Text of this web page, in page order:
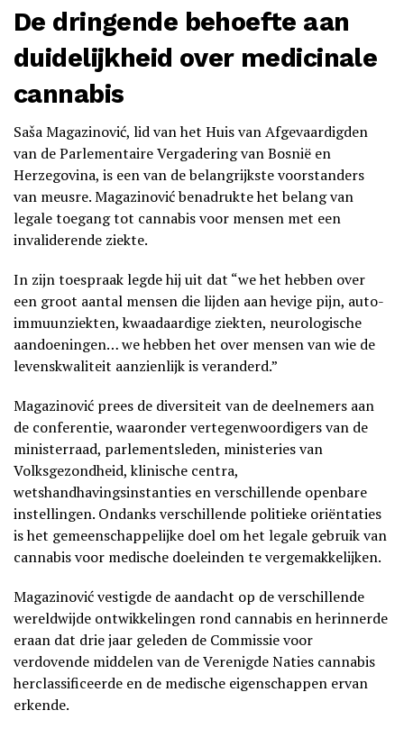
De dringende behoefte aan
duidelijkheid over medicinale
cannabis
Saša Magazinović, lid van het Huis van Afgevaardigden
van de Parlementaire Vergadering van Bosnië en
Herzegovina, is een van de belangrijkste voorstanders
van meusre. Magazinović benadrukte het belang van
legale toegang tot cannabis voor mensen met een
invaliderende ziekte.
In zijn toespraak legde hij uit dat “we het hebben over
een groot aantal mensen die lijden aan hevige pijn, auto-
immuunziekten, kwaadaardige ziekten, neurologische
aandoeningen… we hebben het over mensen van wie de
levenskwaliteit aanzienlijk is veranderd.”
Magazinović prees de diversiteit van de deelnemers aan
de conferentie, waaronder vertegenwoordigers van de
ministerraad, parlementsleden, ministeries van
Volksgezondheid, klinische centra,
wetshandhavingsinstanties en verschillende openbare
instellingen. Ondanks verschillende politieke oriëntaties
is het gemeenschappelijke doel om het legale gebruik van
cannabis voor medische doeleinden te vergemakkelijken.
Magazinović vestigde de aandacht op de verschillende
wereldwijde ontwikkelingen rond cannabis en herinnerde
eraan dat drie jaar geleden de Commissie voor
verdovende middelen van de Verenigde Naties cannabis
herclassificeerde en de medische eigenschappen ervan
erkende.